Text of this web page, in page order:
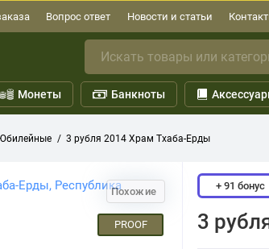
Вопрос ответ Новости и статьи
Монеты Банкноты
3 рубля 2014 Храм Тхаба-Ерды
Похожие
PROOF
+ 91 бонус
3